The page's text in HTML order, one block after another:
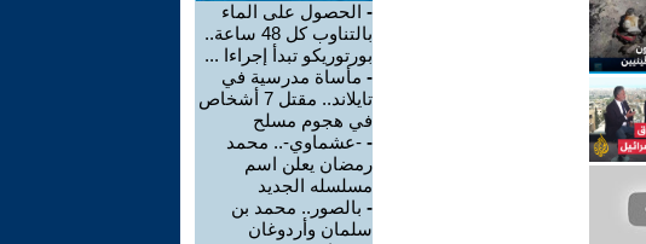
- الحصول على الماء
بالتناوب كل 48 ساعة..
بورتوريكو تبدأ إجراءا ...
- مأساة مدرسية في
تايلاند.. مقتل 7 أشخاص
في هجوم مسلح
- -عشماوي-.. محمد
رمضان يعلن اسم
مسلسله الجديد
- بالصور.. محمد بن
سلمان وأردوغان